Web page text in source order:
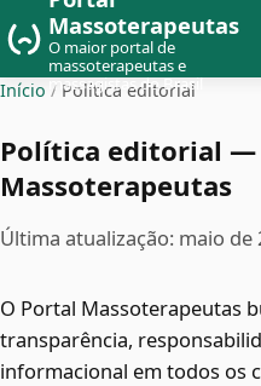
Massoterapeutas
O maior portal de
massoterapeutas e
massagistas do Brasil
Início / Política editorial
Política editorial —
Massoterapeutas
Última atualização: maio de
O Portal Massoterapeutas
transparência,
informacional em todos os